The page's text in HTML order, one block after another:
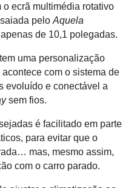
ecrã multimédia rotativo
pelo Aquela
de 10,1 polegadas.
uma personalização
com o sistema de
evoluído e conectável a
sem fios.
é facilitado em parte
para evitar que o
mas, mesmo assim,
com o carro parado.